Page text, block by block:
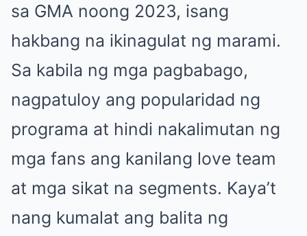
sa GMA noong 2023, isang
hakbang na ikinagulat ng marami.
Sa kabila ng mga pagbabago,
nagpatuloy ang popularidad ng
programa at hindi nakalimutan ng
mga fans ang kanilang love team
at mga sikat na segments. Kaya’t
nang kumalat ang balita ng